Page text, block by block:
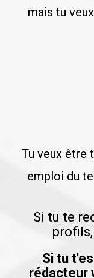
mais tu
Tu veux être
emploi du
Si tu te
profils,
Si tu
rédacteur